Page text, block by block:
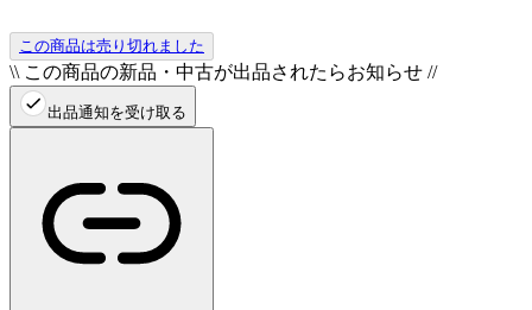
この商品は売り切れました
\\ この商品の新品・中古が出品されたらお知らせ //
出品通知を受け取る